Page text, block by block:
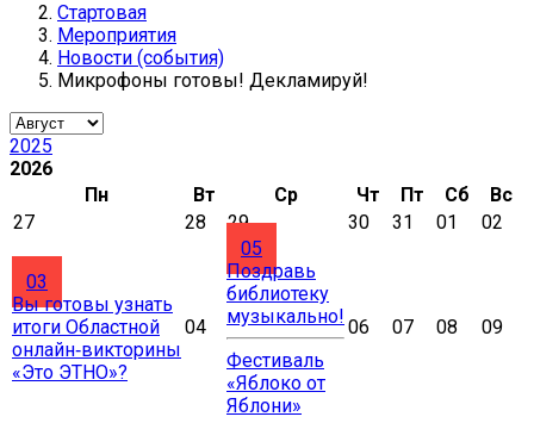
Стартовая
Мероприятия
Новости (события)
Микрофоны готовы! Декламируй!
2025
2026
Пн
Вт Ср Чт Пт Сб
Вс
27
28 29 30 31 01 02
03
Вы готовы узнать
итоги Областной
онлайн‑викторины
«Это ЭТНО»?
04
05
Поздравь
библиотеку
музыкально!
Фестиваль
«Яблоко от
Яблони»
06 07 08 09